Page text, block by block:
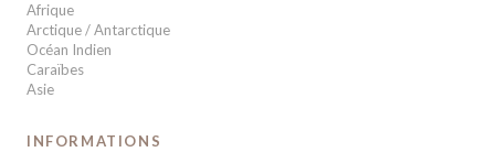
Afrique
Arctique / Antarctique
Océan Indien
Caraïbes
Asie
INFORMATIONS